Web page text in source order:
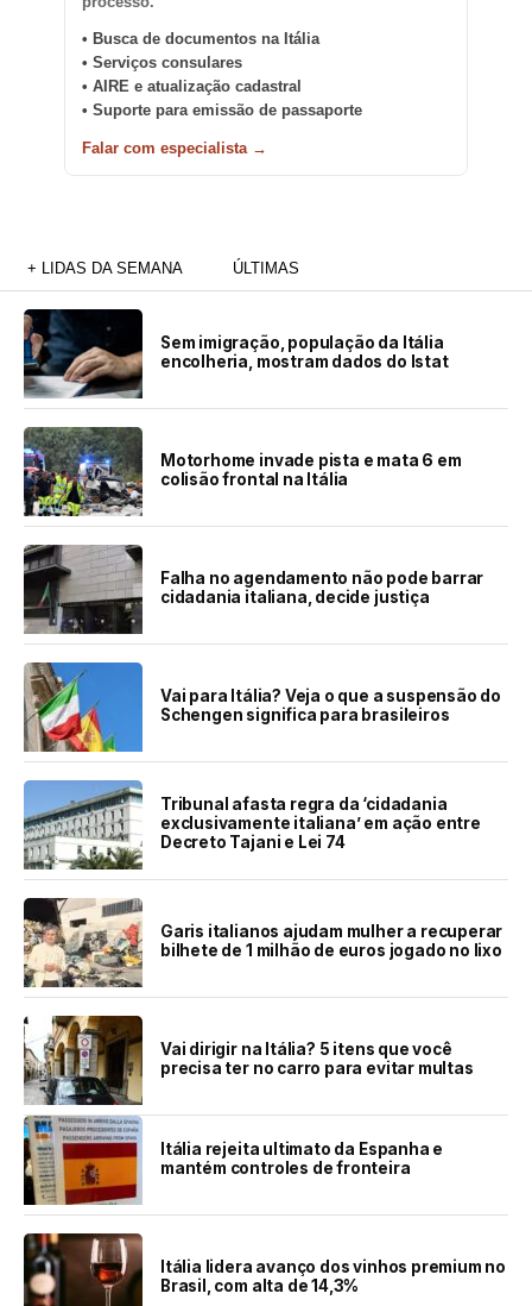
• Busca de documentos na Itália
• Serviços consulares
• AIRE e atualização cadastral
• Suporte para emissão de passaporte
Falar com especialista →
+ LIDAS DA SEMANA ÚLTIMAS
Sem imigração, população da Itália
encolheria, mostram dados do Istat
Motorhome invade pista e mata 6 em
colisão frontal na Itália
Falha no agendamento não pode barrar
cidadania italiana, decide justiça
Vai para Itália? Veja o que a suspensão do
Schengen significa para brasileiros
Tribunal afasta regra da ‘cidadania
exclusivamente italiana’ em ação entre
Decreto Tajani e Lei 74
Garis italianos ajudam mulher a recuperar
bilhete de 1 milhão de euros jogado no lixo
Vai dirigir na Itália? 5 itens que você
precisa ter no carro para evitar multas
Itália rejeita ultimato da Espanha e
mantém controles de fronteira
Itália lidera avanço dos vinhos premium no
Brasil, com alta de 14,3%